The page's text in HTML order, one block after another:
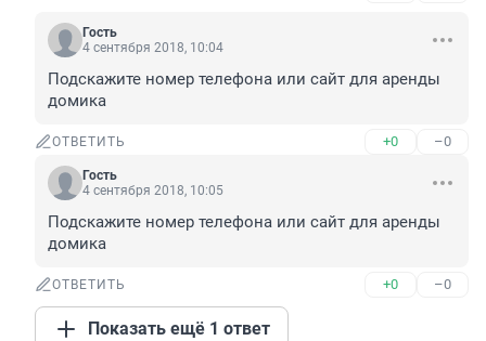
Гость
4 сентября 2018, 10:04
Подскажите номер телефона или сайт для аренды
домика
ОТВЕТИТЬ +0 –0
Гость
4 сентября 2018, 10:05
Подскажите номер телефона или сайт для аренды
домика
ОТВЕТИТЬ +0 –0
Показать ещё 1 ответ